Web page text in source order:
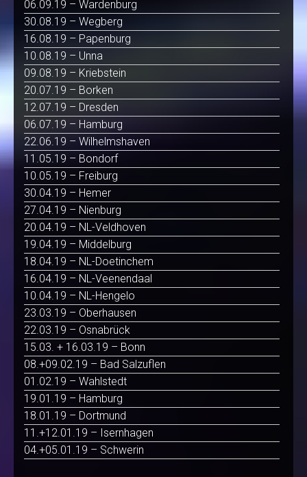
06.09.19 – Wardenburg
30.08.19 – Wegberg
16.08.19 – Papenburg
10.08.19 – Unna
09.08.19 – Kriebstein
20.07.19 – Borken
12.07.19 – Dresden
06.07.19 – Hamburg
22.06.19 – Wilhelmshaven
11.05.19 – Bondorf
10.05.19 – Freiburg
30.04.19 – Hemer
27.04.19 – Nienburg
20.04.19 – NL-Veldhoven
19.04.19 – Middelburg
18.04.19 – NL-Doetinchem
16.04.19 – NL-Veenendaal
10.04.19 – NL-Hengelo
23.03.19 – Oberhausen
22.03.19 – Osnabrück
15.03. + 16.03.19 – Bonn
08.+09.02.19 – Bad Salzuflen
01.02.19 – Wahlstedt
19.01.19 – Hamburg
18.01.19 – Dortmund
11.+12.01.19 – Isernhagen
04.+05.01.19 – Schwerin